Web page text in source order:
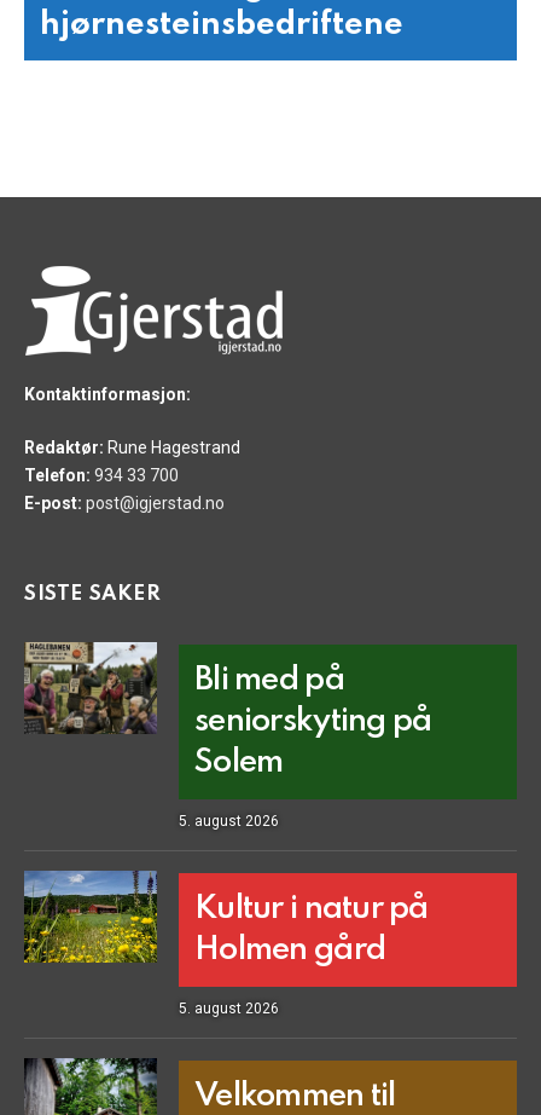
hjørnesteinsbedriftene
Kontaktinformasjon:
Redaktør: Rune Hagestrand
Telefon: 934 33 700
E-post: post@igjerstad.no
SISTE SAKER
Bli med på
seniorskyting på
Solem
5. august 2026
Kultur i natur på
Holmen gård
5. august 2026
Velkommen til